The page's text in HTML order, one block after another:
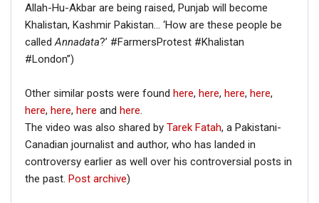
Allah-Hu-Akbar are being raised, Punjab will become
Khalistan, Kashmir Pakistan… ‘How are these people be
called Annadata?’ #FarmersProtest #Khalistan
#London”)
Other similar posts were found here, here, here, here,
here, here, here and here
The video was also shared by Tarek Fatah, a Pakistani-
Canadian journalist and author, who has landed in
controversy earlier as well over his controversial posts in
the past. Post archive)